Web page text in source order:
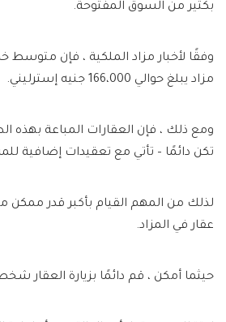
بكثير من السوق المفتوحة.
وفقًا لأخبار مزاد الملكية ، فإن
مزاد يبلغ حوالي 166،000 جنيه إسترليني.
ومع ذلك ، فإن العقارات المباعة بهذه
تكن دائمًا – تأتي مع تعقيدات إضافية
لذلك من المهم القيام بأكبر قدر ممكن
عقار في المزاد.
حيثما أمكن ، قم دائمًا بزيارة العقار